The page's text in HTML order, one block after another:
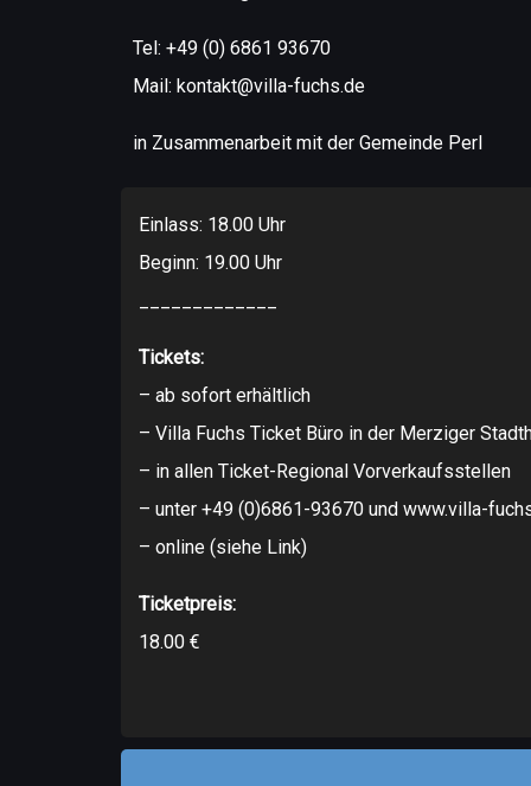
Tel: +49 (0) 6861 93670
Mail: kontakt@villa-fuchs.de
in Zusammenarbeit mit der Gemeinde Perl
Einlass: 18.00 Uhr
Beginn: 19.00 Uhr
Tickets:
– ab sofort erhältlich
– Villa Fuchs Ticket Büro in der Merziger
– in allen Ticket-Regional Vorverkaufsstellen
– unter +49 (0)6861-93670 und www.villa-
– online (siehe Link)
Ticketpreis:
18.00 €